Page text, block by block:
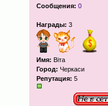
Сообщения: 0
Награды: 3
Имя: Віта
Город: Черкаси
Репутация: 5